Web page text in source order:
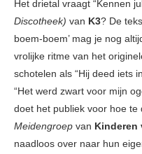
Het drietal vraagt “Kennen
Discotheek) van K3? De
boem-boem’ mag je nog
vrolijke ritme van het
schotelen als “Hij deed iets
“Het werd zwart voor mijn
doet het publiek voor hoe
Meidengroep van Kinderen
naadloos over naar hun